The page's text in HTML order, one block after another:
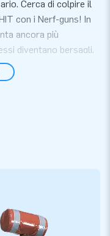
Cerca di colpire il
con i Nerf-guns! In
ancora più
diventano bersagli.
muro di tiro, dove è
vince questa
consegnato incluso,
d’imballaggio e
bellissima.